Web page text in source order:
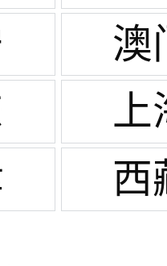
澳
上
西